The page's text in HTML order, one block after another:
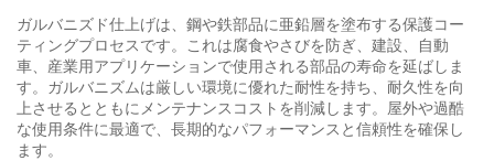
ガルバニズド仕上げは、鋼や鉄部品に亜鉛層を塗布する保護コー
ティングプロセスです。これは腐食やさびを防ぎ、建設、自動
車、産業用アプリケーションで使用される部品の寿命を延ばしま
す。ガルバニズムは厳しい環境に優れた耐性を持ち、耐久性を向
上させるとともにメンテナンスコストを削減します。屋外や過酷
な使用条件に最適で、長期的なパフォーマンスと信頼性を確保し
ます。